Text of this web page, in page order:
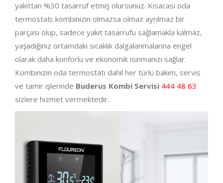
yakıttan %30 tasarruf etmiş olursunuz. Kısacası oda
termostatı; kombinizin olmazsa olmaz ayrılmaz bir
parçası olup, sadece yakıt tasarrufu sağlamakla kalmaz,
yaşadığınız ortamdaki sıcaklık dalgalanmalarına engel
olarak daha konforlu ve ekonomik ısınmanızı sağlar.
Kombinizin oda termostatı dahil her türlü bakım, servis
ve tamir işlerinde Buderus Kombi Servisi 444 48 63
sizlere hizmet vermektedir.